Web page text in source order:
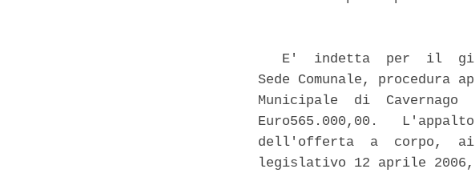
E'  indetta  per  il
Sede Comunale,
Municipale  di
Euro565.000,00.
dell'offerta  a  corpo,
legislativo 12 aprile